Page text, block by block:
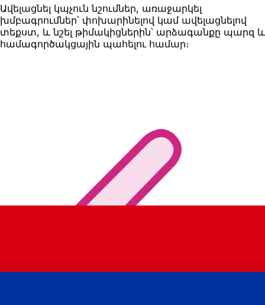
Ավելացնել կպչուն նշումներ, առաջարկել
խմբագրումներ՝ փոխարինելով կամ ավելացնելով
տեքստ, և նշել թիմակիցներին՝ արձագանքը պարզ և
համագործակցային պահելու համար։